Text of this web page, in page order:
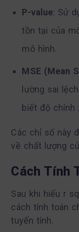
P-value: Sử
tồn tại của
mô hình.
MSE (Mean
lường sai
biết độ chính
Các chỉ số này
về chất lượng
Cách Tính
Sau khi hiểu r
cách tính toán
tuyến tính.